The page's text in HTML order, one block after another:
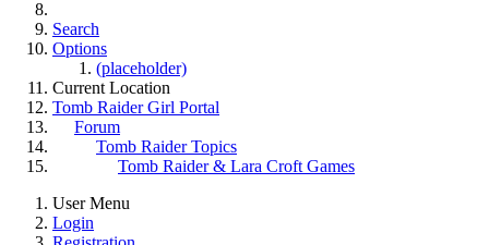
Search
Options
(placeholder)
Current Location
Tomb Raider Girl Portal
Forum
Tomb Raider Topics
Tomb Raider & Lara Croft Games
User Menu
Login